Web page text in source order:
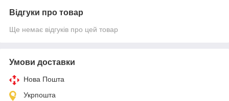
Відгуки про товар
Ще немає відгуків про цей товар
Умови доставки
Нова Пошта
Укрпошта